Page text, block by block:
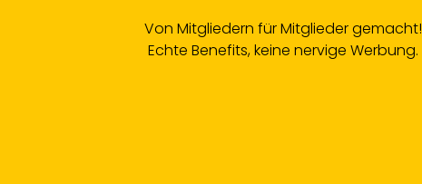
Von Mitgliedern für Mitglieder gemacht!
Echte Benefits, keine nervige Werbung.